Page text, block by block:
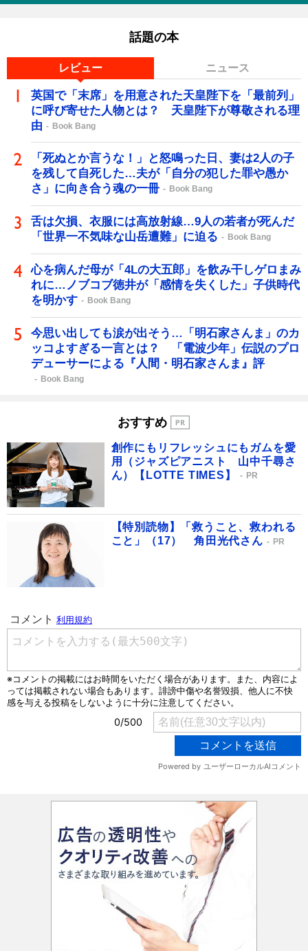
話題の本
レビュー ニュース
英国で「末席」を用意された天皇陛下を「最前列」
に呼び寄せた人物とは？ 天皇陛下が尊敬される理
由
Book Bang
「死ぬとか言うな！」と怒鳴った日、妻は2人の子
を残して自死した…夫が「自分の犯した罪や愚か
さ」に向き合う魂の一冊
Book Bang
舌は欠損、衣服には高放射線…9人の若者が死んだ
「世界一不気味な山岳遭難」に迫る
Book Bang
心を病んだ母が「4Lの大五郎」を飲み干しゲロまみ
れに…ノブコブ徳井が「感情を失くした」子供時代
を明かす
Book Bang
今思い出しても涙が出そう…「明石家さんま」のカ
ッコよすぎる一言とは？ 「電波少年」伝説のプロ
デューサーによる『人間・明石家さんま』評
Book Bang
おすすめ
創作にもリフレッシュにもガムを愛
用（ジャズピアニスト 山中千尋さ
ん）【LOTTE TIMES】
PR
【特別読物】「救うこと、救われる
こと」（17） 角田光代さん
PR